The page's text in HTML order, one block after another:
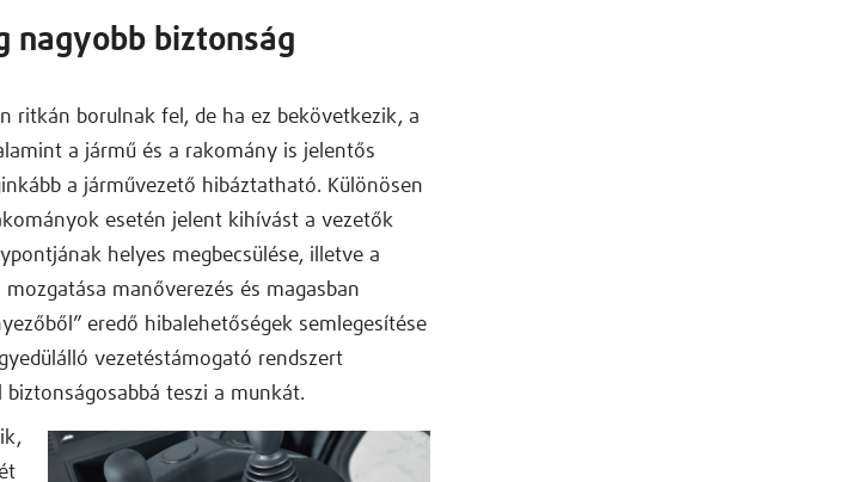
nagyobb biztonság
ritkán borulnak fel, de ha ez bekövetkezik, a
a jármű és a rakomány is jelentős
a járművezető hibáztatható. Különösen
esetén jelent kihívást a vezetők
helyes megbecsülése, illetve a
manőverezés és magasban
eredő hibalehetőségek semlegesítése
vezetéstámogató rendszert
teszi a munkát.